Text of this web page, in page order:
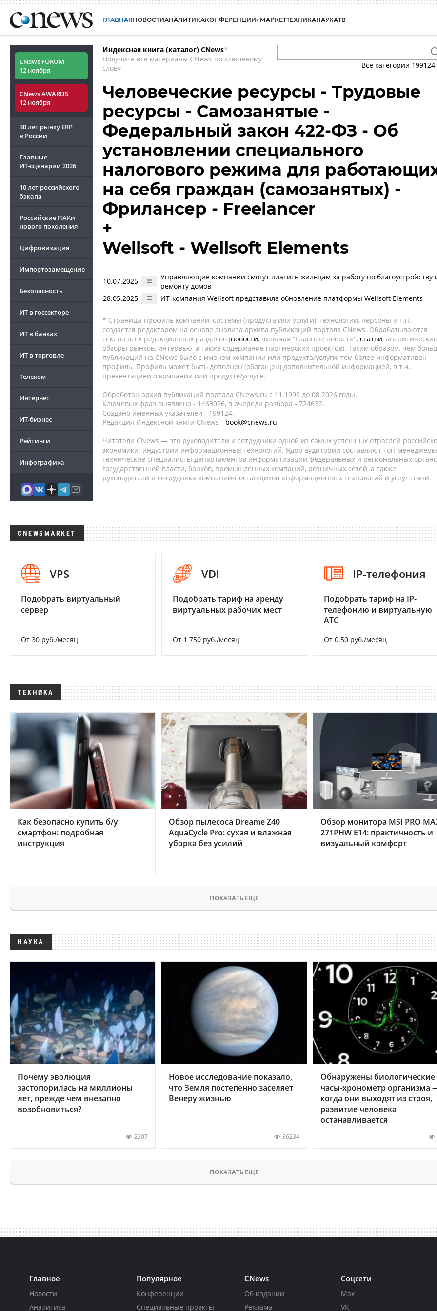
ГЛАВНАЯНОВОСТИАНАЛИТИКАКОНФЕРЕНЦИИ МАРКЕТТЕХНИКАНАУКАТВ
CNews FORUM
12 ноября
CNews AWARDS
12 ноября
30 лет рынку ERP
в России
Главные
ИТ-сценарии 2026
10 лет российского
бэкапа
Российские ПАКи
нового поколения
Цифровизация
Импортозамещение
Безопасность
ИТ в госсекторе
ИТ в банках
ИТ в торговле
Телеком
Интернет
ИТ-бизнес
Рейтинги
Инфографика
Индексная книга (каталог) CNews*
Получите все материалы CNews по ключевому
слову
Все категории 199124
Человеческие ресурсы - Трудовые
ресурсы - Самозанятые -
Федеральный закон 422-ФЗ - Об
установлении специального
налогового режима для
на себя граждан (самозанятых) -
Фрилансер - Freelancer
+
Wellsoft - Wellsoft Elements
10.07.2025
Управляющие компании смогут платить жильцам за работу по благоустройству
ремонту домов
28.05.2025
ИТ-компания Wellsoft представила обновление платформы Wellsoft Elements
* Страница-профиль компании, системы (продукта или услуги), технологии, персоны и т.п.
создается редактором на основе анализа архива публикаций портала CNews. Обрабатываются
тексты всех редакционных разделов (новости, включая "Главные новости", статьи, аналитические
обзоры рынков, интервью, а также содержание партнёрских проектов). Таким образом, чем
публикаций на CNews было с именем компании или продукта/услуги, тем более информативен
профиль. Профиль может быть дополнен (обогащен) дополнительной информацией, в т.ч.
презентацией о компании или продукте/услуге.
Обработан архив публикаций портала CNews.ru c 11.1998 до 08.2026 годы.
Ключевых фраз выявлено - 1463026, в очереди разбора - 724632.
Создано именных указателей - 199124.
Редакция Индексной книги CNews - book@cnews.ru
Читатели CNews — это руководители и сотрудники одной из самых успешных отраслей
экономики: индустрии информационных технологий. Ядро аудитории составляют топ-
технические специалисты департаментов информатизации федеральных и региональных
государственной власти, банков, промышленных компаний, розничных сетей, а также
руководители и сотрудники компаний-поставщиков информационных технологий и услуг связи.
CNEWSMARKET
VPS
Подобрать виртуальный
сервер
От 30 руб./месяц
VDI
Подобрать тариф на аренду
виртуальных рабочих мест
От 1 750 руб./месяц
IP-телефония
Подобрать тариф на IP-
телефонию и виртуальную
АТС
От 0.50 руб./месяц
ТЕХНИКА
Как безопасно купить б/у
смартфон: подробная
инструкция
Обзор пылесоса Dreame Z40
AquaCycle Pro: сухая и влажная
уборка без усилий
Обзор монитора MSI PRO
271PHW E14: практичность и
визуальный комфорт
ПОКАЗАТЬ ЕЩЕ
НАУКА
Почему эволюция
застопорилась на миллионы
лет, прежде чем внезапно
возобновиться?
2307
Новое исследование показало,
что Земля постепенно заселяет
Венеру жизнью
36234
Обнаружены биологические
часы-хронометр организма
когда они выходят из строя,
развитие человека
останавливается
ПОКАЗАТЬ ЕЩЕ
Главное
Новости
Аналитика
Популярное
Конференции
Специальные проекты
CNews
Об издании
Реклама
Соцсети
Max
VK